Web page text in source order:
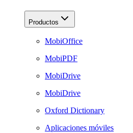
Productos
MobiOffice
MobiPDF
MobiDrive
MobiDrive
Oxford Dictionary
Aplicaciones móviles